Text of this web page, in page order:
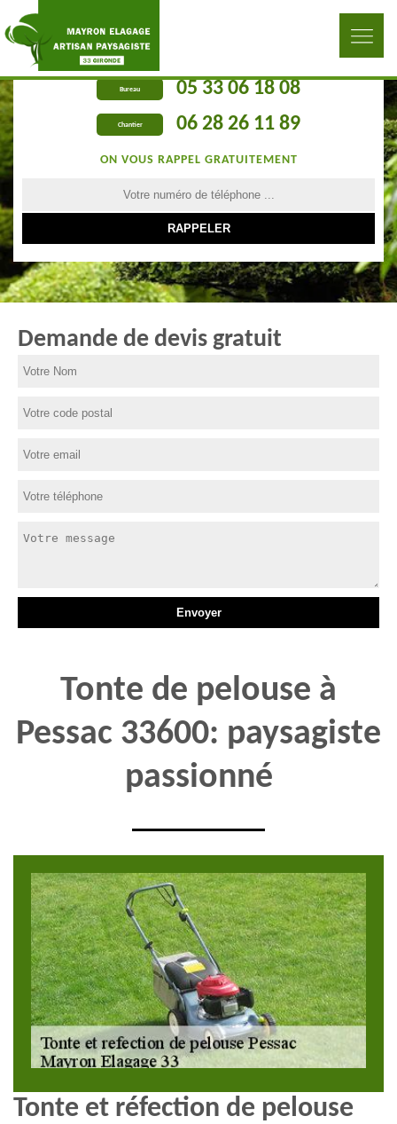
Bureau 05 33 06 18 08
Chantier 06 28 26 11 89
ON VOUS RAPPEL GRATUITEMENT
Demande de devis gratuit
Tonte de pelouse à
Pessac 33600: paysagiste
passionné
Tonte et réfection de pelouse